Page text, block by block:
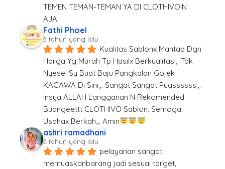
TEMEN TEMAN-TEMAN YA DI CLOTHIVOIN
AJA
Fathi Phoel
5 tahun yang lalu
Kualitas Sablonx Mantap Dgn
Harga Yg Murah Tp Hasilx Berkualitas.,. Tdk
Nyesel Sy Buat Baju Pangkalan Gojek
KAGAWA Di Sini.,. Sangat Sangat Puassssss.,.
Insya ALLAH Langganan N Rekomended
Buangeettt CLOTHIVO Sablon. Semoga
Usahax Berkah.,. Amin
ashri ramadhani
5 tahun yang lalu
pelayanan sangat
memuaskanbarang jadi sesuai target,